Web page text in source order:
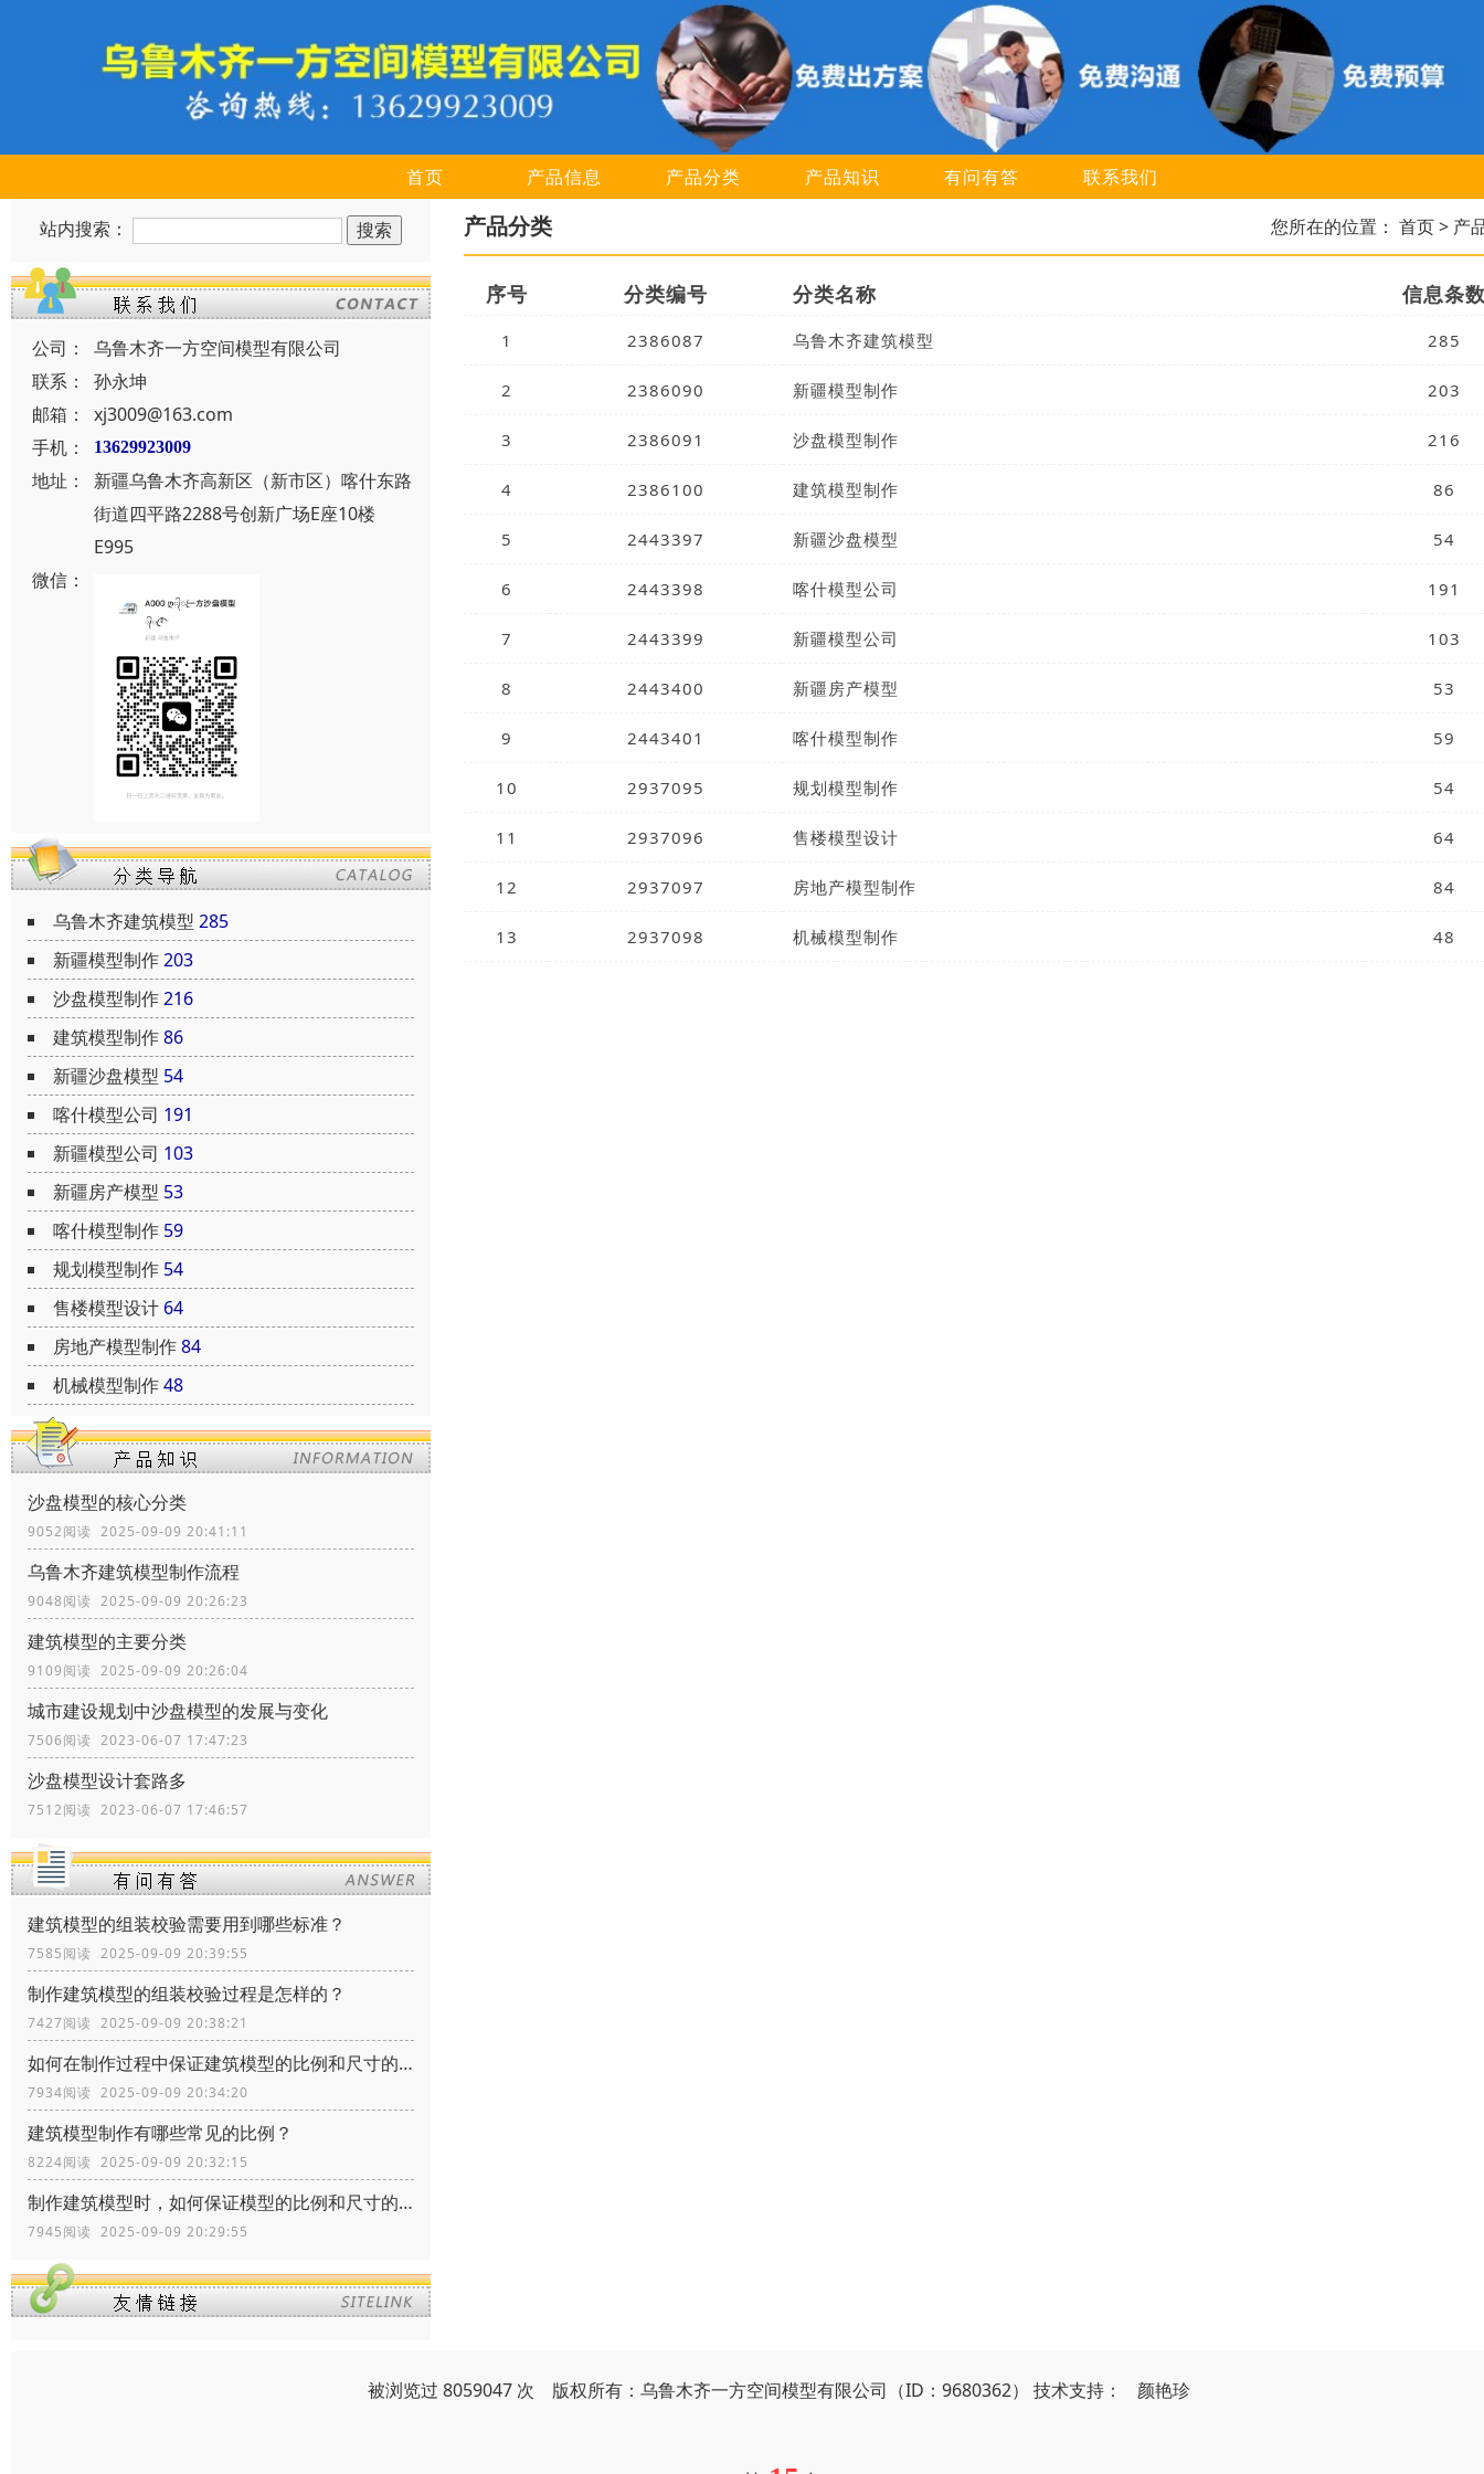
首页 产品信息 产品分类 产品知识 有问有答 联系我们
站内搜索：
公司：
乌鲁木齐一方空间模型有限公司
联系：
孙永坤
邮箱：
xj3009@163.com
手机：
13629923009
地址：
新疆乌鲁木齐高新区（新市区）喀什东路
街道四平路2288号创新广场E座10楼
E995
微信：
乌鲁木齐建筑模型 285
新疆模型制作203
沙盘模型制作216
建筑模型制作86
新疆沙盘模型 54
喀什模型公司 191
新疆模型公司 103
新疆房产模型 53
喀什模型制作 59
规划模型制作 54
售楼模型设计 64
房地产模型制作84
机械模型制作48
沙盘模型的核心分类
9052阅读 2025-09-09 20:41:11
乌鲁木齐建筑模型制作流程
9048阅读 2025-09-09 20:26:23
建筑模型的主要分类
9109阅读 2025-09-09 20:26:04
城市建设规划中沙盘模型的发展与变化
7506阅读 2023-06-07 17:47:23
沙盘模型设计套路多
7512阅读 2023-06-07 17:46:57
建筑模型的组装校验需要用到哪些标准？
7585阅读 2025-09-09 20:39:55
制作建筑模型的组装校验过程是怎样的？
7427阅读 2025-09-09 20:38:21
如何在制作过程中保证建筑模型的比例和尺寸的准确性？
7934阅读 2025-09-09 20:34:20
建筑模型制作有哪些常见的比例？
8224阅读 2025-09-09 20:32:15
制作建筑模型时，如何保证模型的比例和尺寸的准确性？
7945阅读 2025-09-09 20:29:55
产品分类 您所在的位置： 首页> 产
序号 分类编号 分类名称 信息条
1 2386087 乌鲁木齐建筑模型 285
2 2386090 新疆模型制作 203
3 2386091 沙盘模型制作 216
4 2386100 建筑模型制作 86
5 2443397 新疆沙盘模型 54
6 2443398 喀什模型公司 191
7 2443399 新疆模型公司 103
8 2443400 新疆房产模型 53
9 2443401 喀什模型制作 59
10 2937095 规划模型制作 54
11 2937096 售楼模型设计 64
12 2937097 房地产模型制作 84
13 2937098 机械模型制作 48
被浏览过 8059047 次 版权所有：乌鲁木齐一方空间模型有限公司（ID：9680362） 技术支持： 颜艳珍